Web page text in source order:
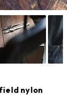
nylon